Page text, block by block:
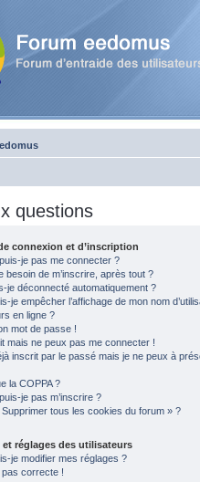
questions
connexion et d’inscription
je pas me connecter ?
besoin de m’inscrire, après tout ?
je déconnecté automatiquement ?
je empêcher l’affichage de mon nom
en ligne ?
mot de passe !
mais ne peux pas me connecter !
inscrit par le passé mais je ne peux à
la COPPA ?
je pas m’inscrire ?
tous les cookies du forum » ?
et réglages des utilisateurs
je modifier mes réglages ?
pas correcte !